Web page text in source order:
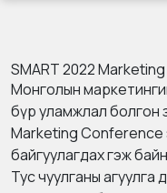
SMART 2022
Монголын
бүр уламжлал болгон
Marketing Conference
байгуулагдах гэж
Тус чуулганы